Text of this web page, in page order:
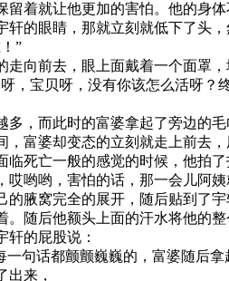
着就让他更加的害怕。他的身
的眼睛，那就立刻就低下了头，
”
向前去，眼上面戴着一个面罩
，宝贝呀，没有你该怎么活呀
，而此时的富婆拿起了旁边的
富婆却变态的立刻就走上前去
死亡一般的感觉的时候，他拍
哟哟，害怕的话，那一会儿阿
腋窝完全的展开，随后贴到了
随后他额头上面的汗水将他的
轩的屁股说：
句话都颤颤巍巍的，富婆随后
出来，